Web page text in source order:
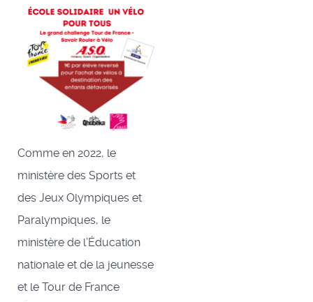
Comme en 2022, le
ministère des Sports et
des Jeux Olympiques et
Paralympiques, le
ministère de l’Éducation
nationale et de la jeunesse
et le Tour de France